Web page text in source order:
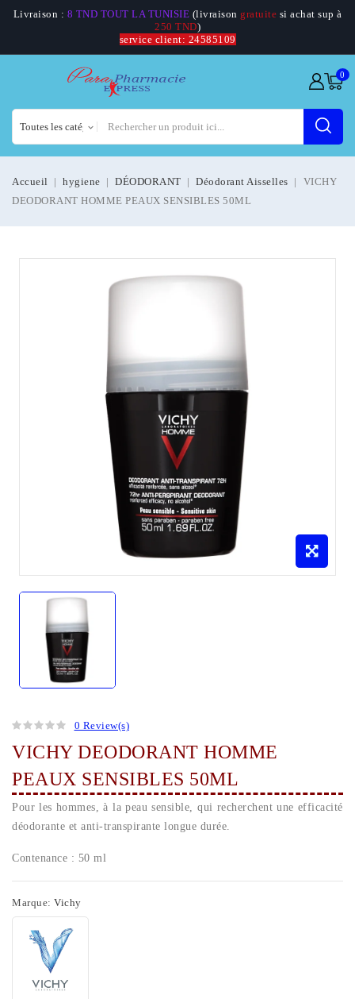
Livraison : 8 TND TOUT LA TUNISIE (livraison gratuite si achat sup à
250 TND)
service client: 24585109
0
Accueil hygiene DÉODORANT Déodorant Aisselles
VICHY
DEODORANT HOMME PEAUX SENSIBLES 50ML
0 Review(s)
VICHY DEODORANT HOMME
PEAUX SENSIBLES 50ML
Pour les hommes, à la peau sensible, qui recherchent une efficacité
déodorante et anti-transpirante longue durée.
Contenance : 50 ml
Marque: Vichy